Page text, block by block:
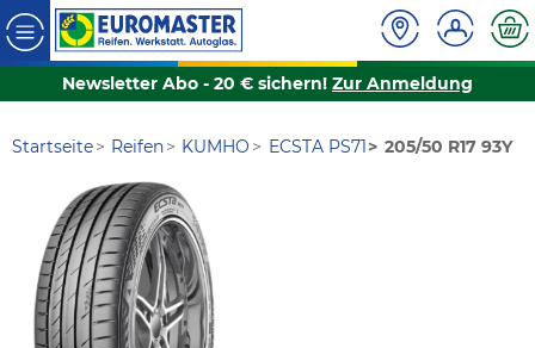
Newsletter Abo - 20 € sichern! Zur Anmeldung
Startseite Reifen KUMHO ECSTA PS71 205/50 R17 93Y